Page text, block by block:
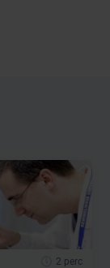
2 perc